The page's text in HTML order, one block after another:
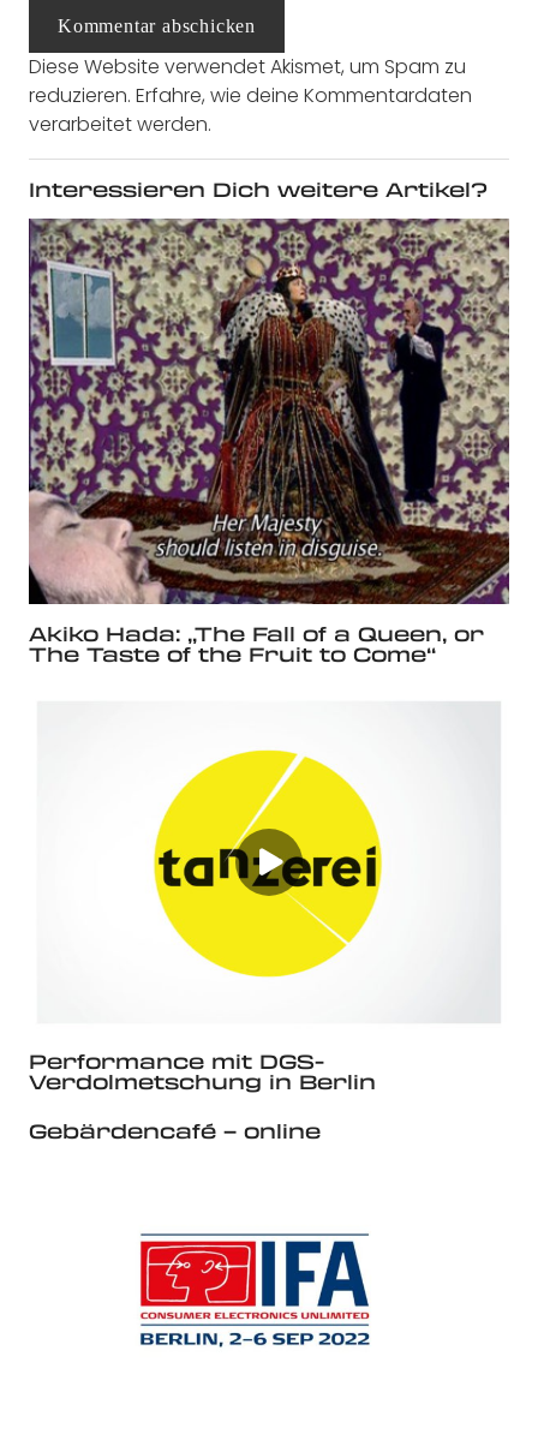
Kommentar abschicken
Diese Website verwendet Akismet, um Spam zu
reduzieren. Erfahre, wie deine Kommentardaten
verarbeitet werden.
Interessieren Dich weitere Artikel?
Akiko Hada: „The Fall of a Queen, or
The Taste of the Fruit to Come“
Performance mit DGS-
Verdolmetschung in Berlin
Gebärdencafé – online